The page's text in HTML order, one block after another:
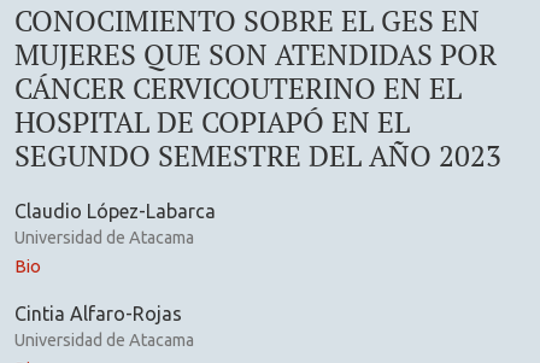
CONOCIMIENTO SOBRE EL GES EN
MUJERES QUE SON ATENDIDAS POR
CÁNCER CERVICOUTERINO EN EL
HOSPITAL DE COPIAPÓ EN EL
SEGUNDO SEMESTRE DEL AÑO 2023
Claudio López-Labarca
Universidad de Atacama
Bio
Cintia Alfaro-Rojas
Universidad de Atacama